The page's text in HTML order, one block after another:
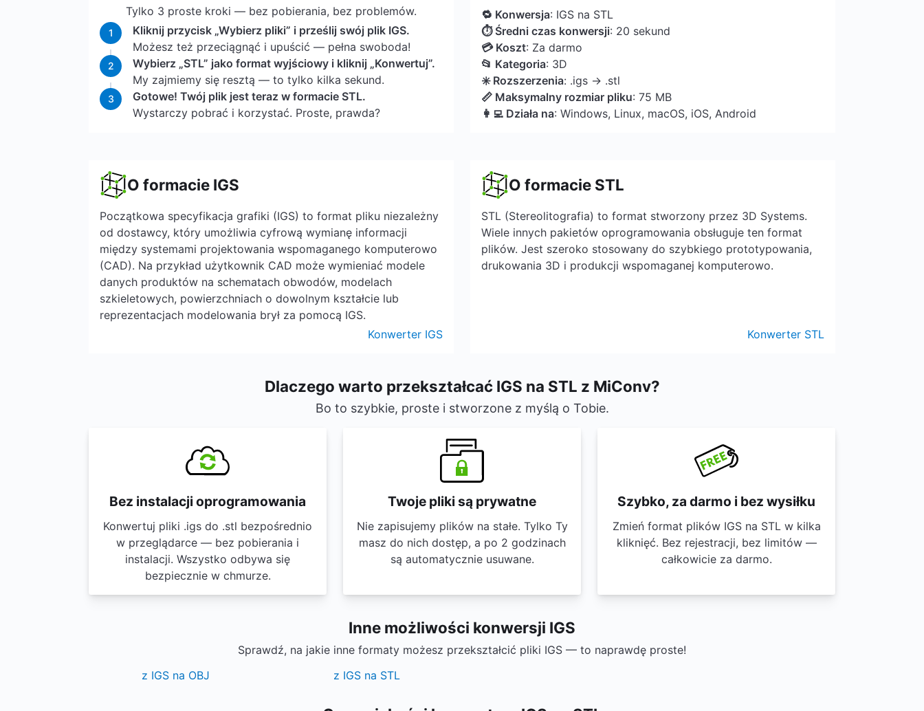
Tylko 3 proste kroki — bez pobierania, bez problemów.
1
Kliknij przycisk „Wybierz pliki” i prześlij swój plik IGS.
Możesz też przeciągnąć i upuścić — pełna swoboda!
2
Wybierz „STL” jako format wyjściowy i kliknij „Konwertuj”.
My zajmiemy się resztą — to tylko kilka sekund.
3
Gotowe! Twój plik jest teraz w formacie STL.
Wystarczy pobrać i korzystać. Proste, prawda?
🔁 Konwersja: IGS na STL
⏱ Średni czas konwersji: 20 sekund
💳 Koszt: Za darmo
📂 Kategoria: 3D
✳️ Rozszerzenia: .igs → .stl
📏 Maksymalny rozmiar pliku: 75 MB
👩‍💻 Działa na: Windows, Linux, macOS, iOS, Android
O formacie IGS
Początkowa specyfikacja grafiki (IGS) to format pliku niezależny
od dostawcy, który umożliwia cyfrową wymianę informacji
między systemami projektowania wspomaganego komputerowo
(CAD). Na przykład użytkownik CAD może wymieniać modele
danych produktów na schematach obwodów, modelach
szkieletowych, powierzchniach o dowolnym kształcie lub
reprezentacjach modelowania brył za pomocą IGS.
Konwerter IGS
O formacie STL
STL (Stereolitografia) to format stworzony przez 3D Systems.
Wiele innych pakietów oprogramowania obsługuje ten format
plików. Jest szeroko stosowany do szybkiego prototypowania,
drukowania 3D i produkcji wspomaganej komputerowo.
Konwerter STL
Dlaczego warto przekształcać IGS na STL z MiConv?
Bo to szybkie, proste i stworzone z myślą o Tobie.
Bez instalacji oprogramowania
Konwertuj pliki .igs do .stl bezpośrednio
w przeglądarce — bez pobierania i
instalacji. Wszystko odbywa się
bezpiecznie w chmurze.
Twoje pliki są prywatne
Nie zapisujemy plików na stałe. Tylko Ty
masz do nich dostęp, a po 2 godzinach
są automatycznie usuwane.
Szybko, za darmo i bez wysiłku
Zmień format plików IGS na STL w kilka
kliknięć. Bez rejestracji, bez limitów —
całkowicie za darmo.
Inne możliwości konwersji IGS
Sprawdź, na jakie inne formaty możesz przekształcić pliki IGS — to naprawdę proste!
z IGS na OBJ
z IGS na STL